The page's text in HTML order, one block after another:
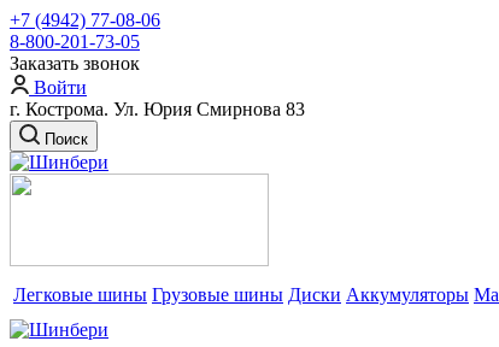
+7 (4942) 77-08-06
8-800-201-73-05
Заказать звонок
Войти
г. Кострома. Ул. Юрия Смирнова 83
Поиск
Легковые шины Грузовые шины Диски Аккумуляторы